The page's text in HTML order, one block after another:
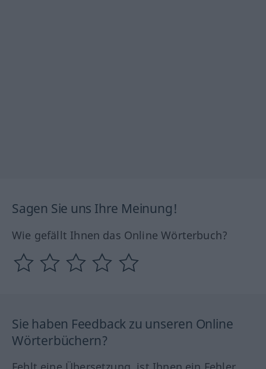
Sagen Sie uns Ihre Meinung!
Wie gefällt Ihnen das Online Wörterbuch?
Sie haben Feedback zu unseren Online
Wörterbüchern?